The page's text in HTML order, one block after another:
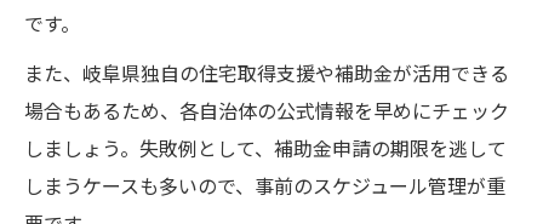
です。
また、岐阜県独自の住宅取得支援や補助金が活用できる
場合もあるため、各自治体の公式情報を早めにチェック
しましょう。失敗例として、補助金申請の期限を逃して
しまうケースも多いので、事前のスケジュール管理が重